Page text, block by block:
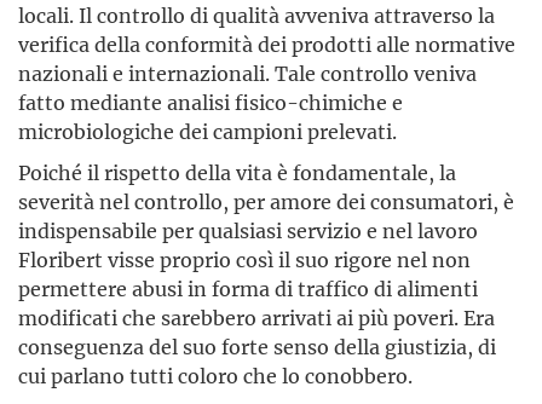
locali. Il controllo di qualità avveniva attraverso la
verifica della conformità dei prodotti alle normative
nazionali e internazionali. Tale controllo veniva
fatto mediante analisi fisico-chimiche e
microbiologiche dei campioni prelevati.
Poiché il rispetto della vita è fondamentale, la
severità nel controllo, per amore dei consumatori, è
indispensabile per qualsiasi servizio e nel lavoro
Floribert visse proprio così il suo rigore nel non
permettere abusi in forma di traffico di alimenti
modificati che sarebbero arrivati ai più poveri. Era
conseguenza del suo forte senso della giustizia, di
cui parlano tutti coloro che lo conobbero.